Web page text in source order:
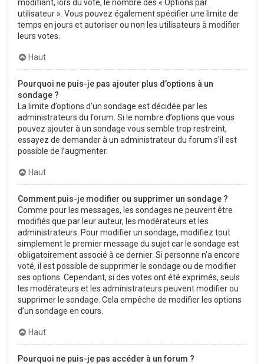
modifiant, lors du vote, le nombre des « Options par
utilisateur ». Vous pouvez également spécifier une limite de
temps en jours et autoriser ou non les utilisateurs à modifier
leurs votes.
Haut
Pourquoi ne puis-je pas ajouter plus d’options à un
sondage ?
La limite d’options d’un sondage est décidée par les
administrateurs du forum. Si le nombre d’options que vous
pouvez ajouter à un sondage vous semble trop restreint,
essayez de demander à un administrateur du forum s’il est
possible de l’augmenter.
Haut
Comment puis-je modifier ou supprimer un sondage ?
Comme pour les messages, les sondages ne peuvent être
modifiés que par leur auteur, les modérateurs et les
administrateurs. Pour modifier un sondage, modifiez tout
simplement le premier message du sujet car le sondage est
obligatoirement associé à ce dernier. Si personne n’a encore
voté, il est possible de supprimer le sondage ou de modifier
ses options. Cependant, si des votes ont été exprimés, seuls
les modérateurs et les administrateurs peuvent modifier ou
supprimer le sondage. Cela empêche de modifier les options
d’un sondage en cours.
Haut
Pourquoi ne puis-je pas accéder à un forum ?